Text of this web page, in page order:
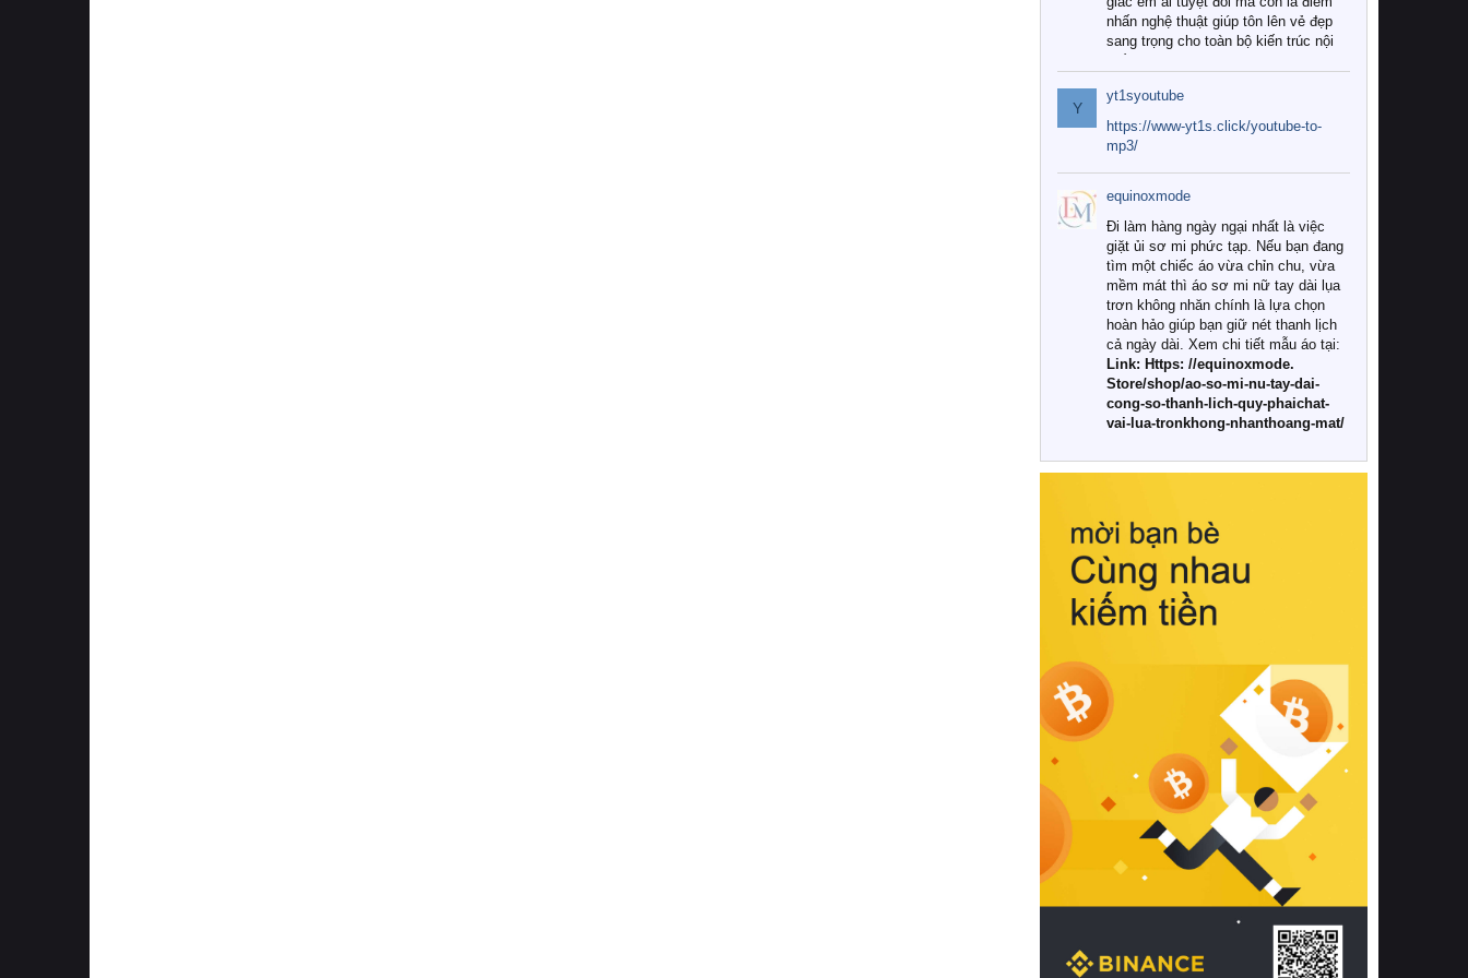
nhấn nghệ thuật giúp tôn lên vẻ đẹp
sang trọng cho toàn bộ kiến trúc nội
Tuy nhiên, giữa thị trường đa dạng
với vô vàn thương hiệu và mẫu mã
như hiện nay, làm thế nào để chọn
được những bộ chăn ga gối đệm cao
cấp thực sự chất lượng, phù hợp với
khí hậu và nhu cầu sử dụng của gia
đình? Hãy cùng chúng tôi đi tìm lời
giải đáp chi tiết qua bài viết dưới đây.
1. Tại sao các gia đình hiện đại lại ưa
chuộng chăn ga gối đệm cao cấp?
Khác với các dòng sản phẩm thông
thường, những bộ chăn ga gối đệm
cao cấp trải qua quy trình sản xuất
nghiêm ngặt từ khâu chọn lọc nguyên
liệu tự nhiên đến công nghệ dệt
nhuộm hiện đại không chứa hóa chất
này, bạn sẽ cảm nhận rõ rệt sự khác
hồi chuẩn xác của phần đệm nâng đỡ
cột sống.
Bên cạnh đó, việc lựa chọn các dòng
sản phẩm đạt chuẩn chất lượng quốc
tế còn giúp ngăn ngừa tình trạng kích
khuẩn và nấm mốc trong điều kiện
thời tiết nóng ẩm. Bạn có thể tìm hiểu
thêm các nghiên cứu khoa học về tác
động của giấc ngủ và môi trường
phòng ngủ đối với sức khỏe con
người tại Sleep Foundation (External
Link) để có cái nhìn toàn diện hơn.
2. Các tiêu chí vàng khi lựa chọn
chăn ga gối đệm cao cấp cho phòng
ngủ
Để sở hữu một bộ chăn ga gối đệm
cao cấp hoàn hảo cả về thẩm mỹ lẫn
công năng, người tiêu dùng cần cân
nhắc kỹ lưỡng các tiêu chí quan trọng
Y
yt1syoutube
https://www-yt1s.click/youtube-to-
mp3/
equinoxmode
Đi làm hàng ngày ngại nhất là việc
giặt ủi sơ mi phức tạp. Nếu bạn đang
tìm một chiếc áo vừa chỉn chu, vừa
mềm mát thì áo sơ mi nữ tay dài lụa
trơn không nhăn chính là lựa chọn
hoàn hảo giúp bạn giữ nét thanh lịch
cả ngày dài. Xem chi tiết mẫu áo tại:
Link: Https: //equinoxmode.
Store/shop/ao-so-mi-nu-tay-dai-
cong-so-thanh-lich-quy-phaichat-
vai-lua-tronkhong-nhanthoang-mat/